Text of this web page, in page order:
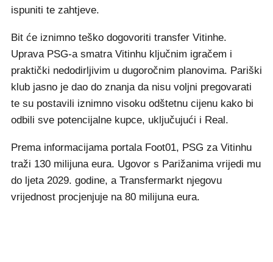
ispuniti te zahtjeve.
Bit će iznimno teško dogovoriti transfer Vitinhe.
Uprava PSG-a smatra Vitinhu ključnim igračem i
praktički nedodirljivim u dugoročnim planovima. Pariški
klub jasno je dao do znanja da nisu voljni pregovarati
te su postavili iznimno visoku odštetnu cijenu kako bi
odbili sve potencijalne kupce, uključujući i Real.
Prema informacijama portala Foot01, PSG za Vitinhu
traži 130 milijuna eura. Ugovor s Parižanima vrijedi mu
do ljeta 2029. godine, a Transfermarkt njegovu
vrijednost procjenjuje na 80 milijuna eura.